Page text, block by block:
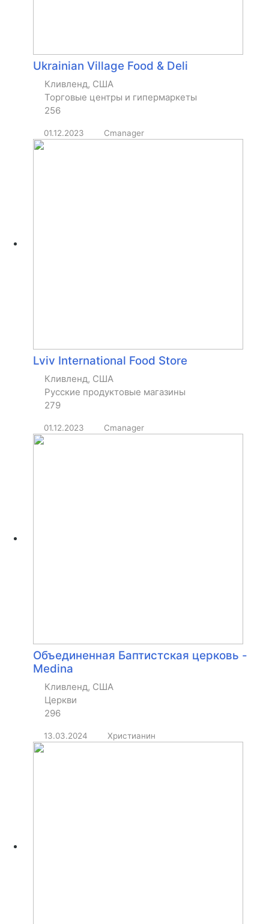
Ukrainian Village Food & Deli
Кливленд, США
Торговые центры и гипермаркеты
256
01.12.2023 Cmanager
Lviv International Food Store
Кливленд, США
Русские продуктовые магазины
279
01.12.2023 Cmanager
Объединенная Баптистская церковь -
Medina
Кливленд, США
Церкви
296
13.03.2024 Христианин